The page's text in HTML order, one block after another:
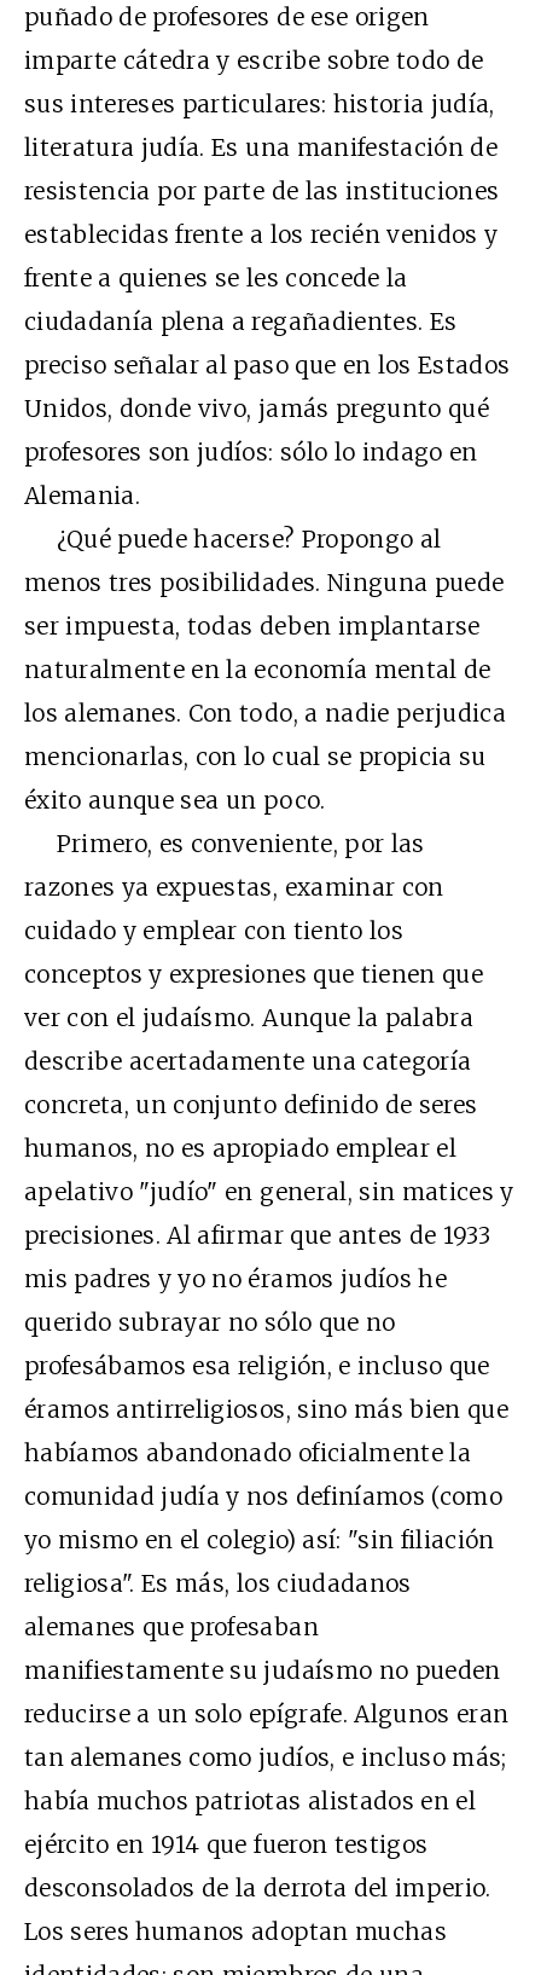
puñado de profesores de ese origen
imparte cátedra y escribe sobre todo de
sus intereses particulares: historia judía,
literatura judía. Es una manifestación de
resistencia por parte de las instituciones
establecidas frente a los recién venidos y
frente a quienes se les concede la
ciudadanía plena a regañadientes. Es
preciso señalar al paso que en los Estados
Unidos, donde vivo, jamás pregunto qué
profesores son judíos: sólo lo indago en
Alemania.
¿Qué puede hacerse? Propongo al
menos tres posibilidades. Ninguna puede
ser impuesta, todas deben implantarse
naturalmente en la economía mental de
los alemanes. Con todo, a nadie perjudica
mencionarlas, con lo cual se propicia su
éxito aunque sea un poco.
Primero, es conveniente, por las
razones ya expuestas, examinar con
cuidado y emplear con tiento los
conceptos y expresiones que tienen que
ver con el judaísmo. Aunque la palabra
describe acertadamente una categoría
concreta, un conjunto definido de seres
humanos, no es apropiado emplear el
apelativo "judío" en general, sin matices y
precisiones. Al afirmar que antes de 1933
mis padres y yo no éramos judíos he
querido subrayar no sólo que no
profesábamos esa religión, e incluso que
éramos antirreligiosos, sino más bien que
habíamos abandonado oficialmente la
comunidad judía y nos definíamos (como
yo mismo en el colegio) así: "sin filiación
religiosa". Es más, los ciudadanos
alemanes que profesaban
manifiestamente su judaísmo no pueden
reducirse a un solo epígrafe. Algunos eran
tan alemanes como judíos, e incluso más;
había muchos patriotas alistados en el
ejército en 1914 que fueron testigos
desconsolados de la derrota del imperio.
Los seres humanos adoptan muchas